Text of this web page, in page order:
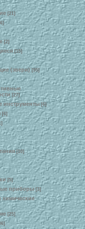
[21]
[2]
[15]
(звери) [95]
[27]
инструменты [6]
[6]
[10]
[5]
приборы [3]
химические
[25]